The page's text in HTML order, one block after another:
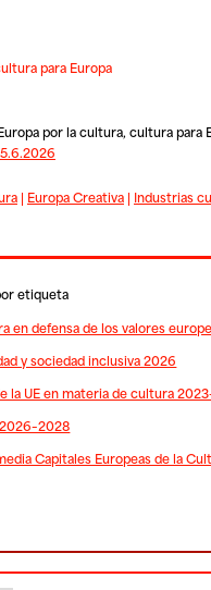
para Europa
por la cultura, cultura para
| Europa Creativa| Industrias
etiqueta
en defensa de los valores
y sociedad inclusiva 2026
la UE en materia de cultura
Capitales Europeas de la